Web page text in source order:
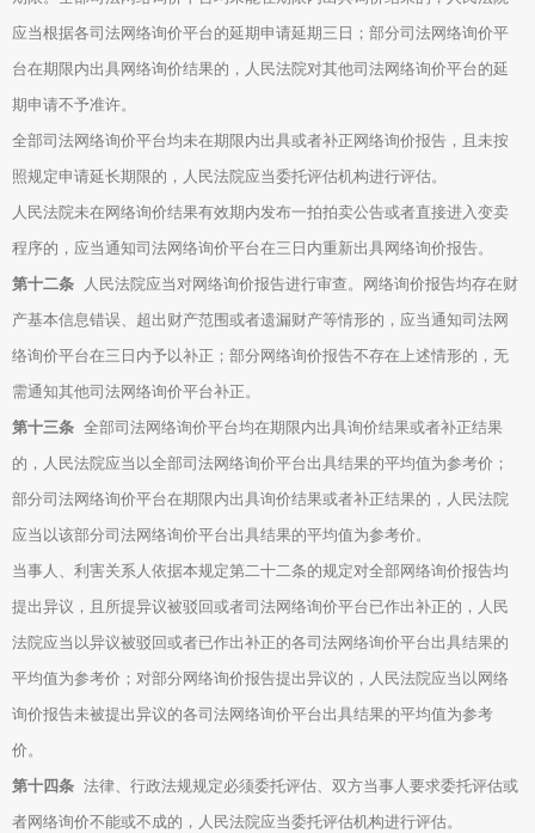
应当根据各司法网络询价平台的延期申请延期三日；部分司法网络询价平
台在期限内出具网络询价结果的，人民法院对其他司法网络询价平台的延
期申请不予准许。
全部司法网络询价平台均未在期限内出具或者补正网络询价报告，且未按
照规定申请延长期限的，人民法院应当委托评估机构进行评估。
人民法院未在网络询价结果有效期内发布一拍拍卖公告或者直接进入变卖
程序的，应当通知司法网络询价平台在三日内重新出具网络询价报告。
第十二条 人民法院应当对网络询价报告进行审查。网络询价报告均存在财
产基本信息错误、超出财产范围或者遗漏财产等情形的，应当通知司法网
络询价平台在三日内予以补正；部分网络询价报告不存在上述情形的，无
需通知其他司法网络询价平台补正。
第十三条 全部司法网络询价平台均在期限内出具询价结果或者补正结果
的，人民法院应当以全部司法网络询价平台出具结果的平均值为参考价；
部分司法网络询价平台在期限内出具询价结果或者补正结果的，人民法院
应当以该部分司法网络询价平台出具结果的平均值为参考价。
当事人、利害关系人依据本规定第二十二条的规定对全部网络询价报告均
提出异议，且所提异议被驳回或者司法网络询价平台已作出补正的，人民
法院应当以异议被驳回或者已作出补正的各司法网络询价平台出具结果的
平均值为参考价；对部分网络询价报告提出异议的，人民法院应当以网络
询价报告未被提出异议的各司法网络询价平台出具结果的平均值为参考
价。
第十四条 法律、行政法规规定必须委托评估、双方当事人要求委托评估或
者网络询价不能或不成的，人民法院应当委托评估机构进行评估。